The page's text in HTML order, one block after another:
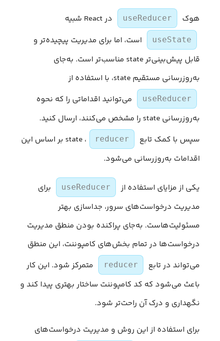
هوک useReducer در React شبیه
useState
است، اما برای مدیریت پیچیده‌تر و
قابل پیش‌بینی‌تر state مناسب‌تر است. به‌جای
به‌روزرسانی مستقیم state، با استفاده از
useReducer
می‌توانید اقداماتی را که نحوه
به‌روزرسانی state را مشخص می‌کنند، ارسال کنید.
سپس با کمک تابع
reducer
، state بر اساس این
اقدامات به‌روزرسانی می‌شود.
یکی از مزایای استفاده از useReducer
برای
مدیریت درخواست‌های سرور، جداسازی بهتر
مسئولیت‌هاست. به‌جای پراکنده بودن منطق مدیریت
درخواست‌ها در تمام بخش‌های کامپوننت، این منطق
می‌تواند در تابع
reducer
متمرکز شود. این کار
باعث می‌شود که کد کامپوننت ساختار بهتری پیدا کند و
نگهداری و درک آن راحت‌تر شود.
برای استفاده از این روش و مدیریت درخواست‌های